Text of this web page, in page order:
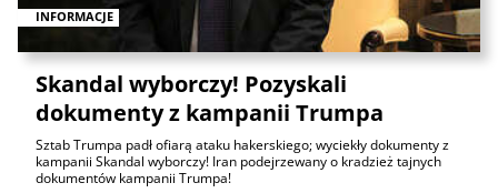
INFORMACJE
Skandal wyborczy! Pozyskali
dokumenty z kampanii Trumpa
Sztab Trumpa padł ofiarą ataku hakerskiego; wyciekły dokumenty z
kampanii Skandal wyborczy! Iran podejrzewany o kradzież tajnych
dokumentów kampanii Trumpa!